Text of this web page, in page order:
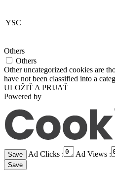
YSC
Others
Others
Other uncategorized cookies are
have not been classified into a
ULOŽIŤ A PRIJAŤ
Powered by
Ad Clicks : Ad Views :